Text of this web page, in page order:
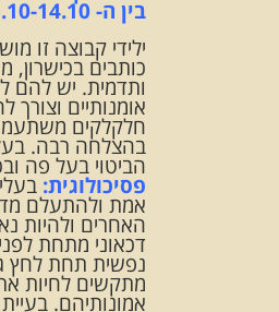
בין ה- 23.10-14.10
ילידי קבוצה זו
כותבים בכישרון,
ותדמית. יש להם
אומנותיים
חלקלקים
בהצלחה רבה.
הביטוי בעל פה
פסיכולוגית:
אמת ולהתעלם
האחרים ולהיות
דכאוני מתחת
נפשית תחת לחץ
מתקשים לחיות
אמונותיהם.